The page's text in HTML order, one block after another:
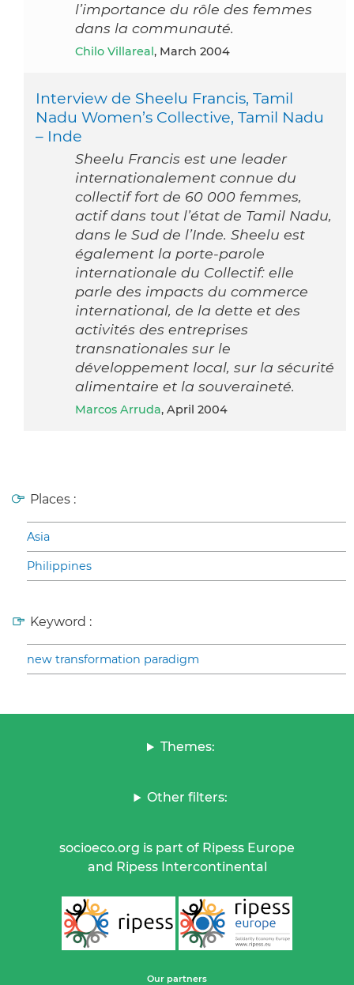
l’importance du rôle des femmes
dans la communauté.
Chilo Villareal , March 2004
Interview de Sheelu Francis, Tamil
Nadu Women’s Collective, Tamil Nadu
– Inde
Sheelu Francis est une leader
internationalement connue du
collectif fort de 60 000 femmes,
actif dans tout l’état de Tamil Nadu,
dans le Sud de l’Inde. Sheelu est
également la porte-parole
internationale du Collectif: elle
parle des impacts du commerce
international, de la dette et des
activités des entreprises
transnationales sur le
développement local, sur la sécurité
alimentaire et la souveraineté.
Marcos Arruda, April 2004
Places :
Asia
Philippines
Keyword :
new transformation paradigm
Themes:
Other filters:
socioeco.org is part of Ripess Europe
and Ripess Intercontinental
Our partners